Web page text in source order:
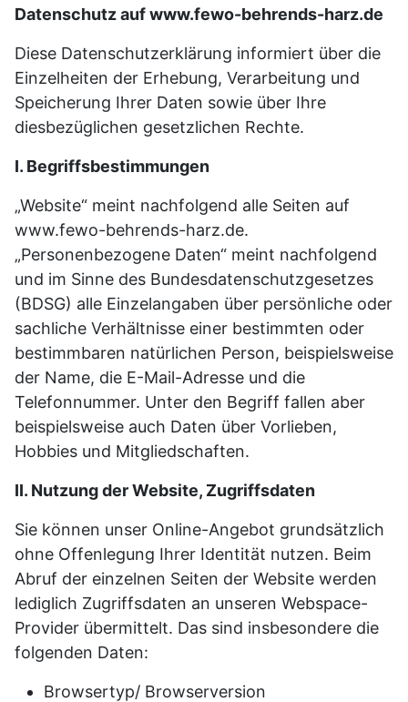
Datenschutz auf www.fewo-behrends-harz.de
Diese Datenschutzerklärung informiert über die
Einzelheiten der Erhebung, Verarbeitung und
Speicherung Ihrer Daten sowie über Ihre
diesbezüglichen gesetzlichen Rechte.
I. Begriffsbestimmungen
„Website“ meint nachfolgend alle Seiten auf
www.fewo-behrends-harz.de.
„Personenbezogene Daten“ meint nachfolgend
und im Sinne des Bundesdatenschutzgesetzes
(BDSG) alle Einzelangaben über persönliche oder
sachliche Verhältnisse einer bestimmten oder
bestimmbaren natürlichen Person, beispielsweise
der Name, die E-Mail-Adresse und die
Telefonnummer. Unter den Begriff fallen aber
beispielsweise auch Daten über Vorlieben,
Hobbies und Mitgliedschaften.
II. Nutzung der Website, Zugriffsdaten
Sie können unser Online-Angebot grundsätzlich
ohne Offenlegung Ihrer Identität nutzen. Beim
Abruf der einzelnen Seiten der Website werden
lediglich Zugriffsdaten an unseren Webspace-
Provider übermittelt. Das sind insbesondere die
folgenden Daten:
Browsertyp/ Browserversion